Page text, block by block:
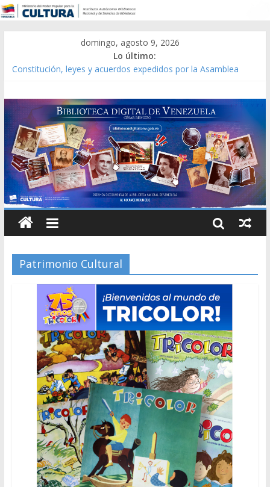
domingo, agosto 9, 2026
Lo último:
Constitución, leyes y acuerdos expedidos por la Asamblea
Modesta Bor Sánchez [material gráfico]
Gaceta Oficial de la República de Venezuela año CXXXIII Mes V,
Caracas 09 de marzo de 2006 N° 38.394
Catálogo temático de obras de Modesta Bor
Patrimonio Cultural